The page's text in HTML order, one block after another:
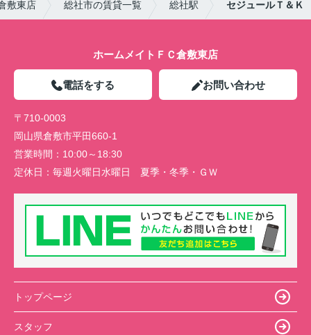
敷東店 総社市の賃貸一覧 総社駅 セジュールＴ＆Ｋ
ホームメイトＦＣ倉敷東店
電話をする お問い合わせ
〒710-0003
岡山県倉敷市平田660-1
営業時間： 10:00～18:30
定休日： 毎週火曜日水曜日 夏季・冬季・ＧＷ
トップページ
スタッフ